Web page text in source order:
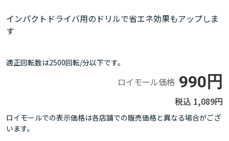
インパクトドライバ用のドリルで省エネ効果もアップしま
す
適正回転数は2500回転/分以下です。
ロイモール価格 990円
1,089円
ロイモールでの表示価格は各店舗での販売価格と異なる場合がござ
います。